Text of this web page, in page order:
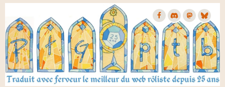
Aller
contenu
principal